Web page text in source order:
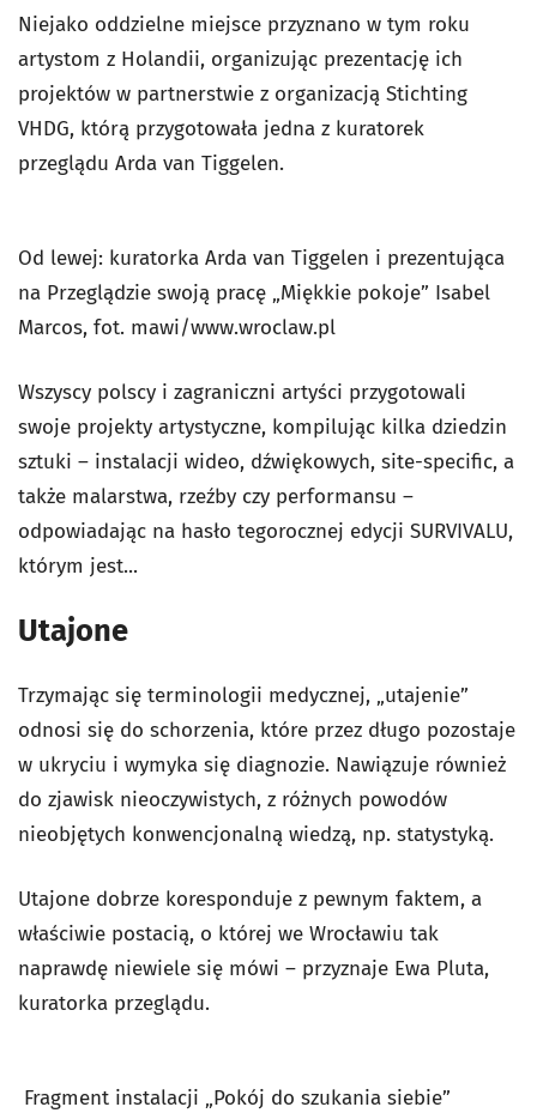
Niejako oddzielne miejsce przyznano w tym roku
artystom z Holandii, organizując prezentację ich
projektów w partnerstwie z organizacją Stichting
VHDG, którą przygotowała jedna z kuratorek
przeglądu Arda van Tiggelen.
Od lewej: kuratorka Arda van Tiggelen i prezentująca
na Przeglądzie swoją pracę „Miękkie pokoje” Isabel
Marcos, fot. mawi/www.wroclaw.pl
Wszyscy polscy i zagraniczni artyści przygotowali
swoje projekty artystyczne, kompilując kilka dziedzin
sztuki – instalacji wideo, dźwiękowych, site-specific, a
także malarstwa, rzeźby czy performansu –
odpowiadając na hasło tegorocznej edycji SURVIVALU,
którym jest...
Utajone
Trzymając się terminologii medycznej, „utajenie”
odnosi się do schorzenia, które przez długo pozostaje
w ukryciu i wymyka się diagnozie. Nawiązuje również
do zjawisk nieoczywistych, z różnych powodów
nieobjętych konwencjonalną wiedzą, np. statystyką.
Utajone dobrze koresponduje z pewnym faktem, a
właściwie postacią, o której we Wrocławiu tak
naprawdę niewiele się mówi – przyznaje Ewa Pluta,
kuratorka przeglądu.
Fragment instalacji „Pokój do szukania siebie”